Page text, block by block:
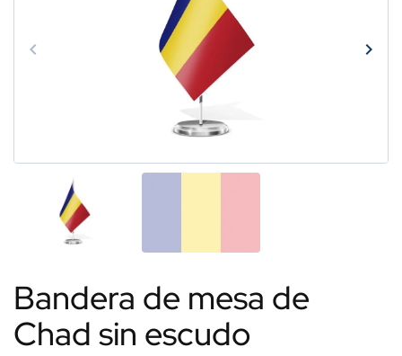
Anterior
keyboard_arrow_left keyboard_arrow_right
Bandera de mesa de
Chad sin escudo